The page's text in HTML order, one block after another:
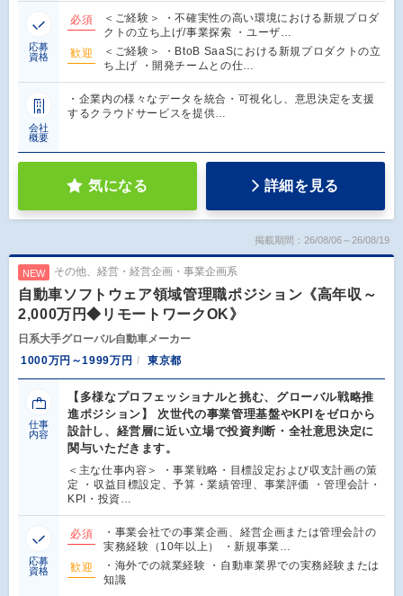
応募
資格
必須
＜ご経験＞ ・不確実性の高い環境における新規プロダ
クトの立ち上げ/事業探索 ・ユーザ…
歓迎
＜ご経験＞ ・BtoB SaaSにおける新規プロダクトの立
ち上げ ・開発チームとの仕…
会社
概要
・企業内の様々なデータを統合・可視化し、意思決定を支援
するクラウドサービスを提供…
気になる 詳細を見る
掲載期間：26/08/06～26/08/19
NEW その他、経営・経営企画・事業企画系
自動車ソフトウェア領域管理職ポジション《高年収～
2,000万円◆リモートワークOK》
日系大手グローバル自動車メーカー
1000万円～1999万円
東京都
仕事
内容
【多様なプロフェッショナルと挑む、グローバル戦略推
進ポジション】 次世代の事業管理基盤やKPIをゼロから
設計し、経営層に近い立場で投資判断・全社意思決定に
関与いただきます。
＜主な仕事内容＞ ・事業戦略・目標設定および収支計画の策
定 ・収益目標設定、予算・業績管理、事業評価 ・管理会計・
KPI・投資…
応募
資格
必須
・事業会社での事業企画、経営企画または管理会計の
実務経験（10年以上） ・新規事業…
歓迎
・海外での就業経験 ・自動車業界での実務経験または
知識